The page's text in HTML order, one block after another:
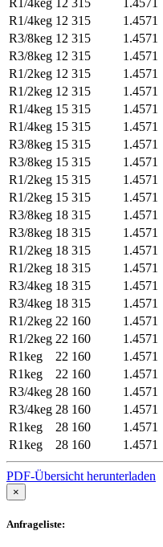
R1/4keg 12 315 1.4571
R3/8keg 12 315 1.4571
R3/8keg 12 315 1.4571
R1/2keg 12 315 1.4571
R1/2keg 12 315 1.4571
R1/4keg 15 315 1.4571
R1/4keg 15 315 1.4571
R3/8keg 15 315 1.4571
R3/8keg 15 315 1.4571
R1/2keg 15 315 1.4571
R1/2keg 15 315 1.4571
R3/8keg 18 315 1.4571
R3/8keg 18 315 1.4571
R1/2keg 18 315 1.4571
R1/2keg 18 315 1.4571
R3/4keg 18 315 1.4571
R3/4keg 18 315 1.4571
R1/2keg 22 160 1.4571
R1/2keg 22 160 1.4571
R1keg
22 160 1.4571
R1keg
22 160 1.4571
R3/4keg 28 160 1.4571
R3/4keg 28 160 1.4571
R1keg
28 160 1.4571
R1keg
28 160 1.4571
PDF-Übersicht herunterladen
×
Anfrageliste: